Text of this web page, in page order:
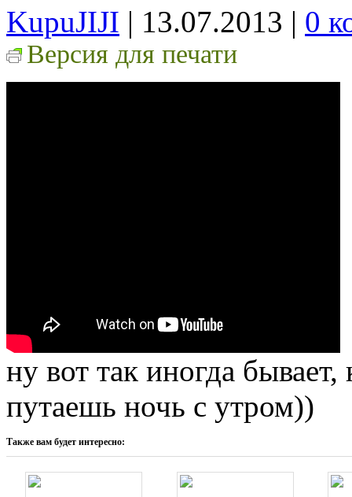
KupuJIJI | 13.07.2013 | 0
Версия для печати
ну вот так иногда
путаешь ночь с утром))
Также вам будет интересно: